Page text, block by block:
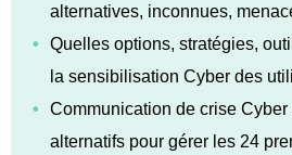
alternatives, inconnues,
•
Quelles options, stratégies,
la sensibilisation Cyber des
•
Communication de crise
alternatifs pour gérer les 24